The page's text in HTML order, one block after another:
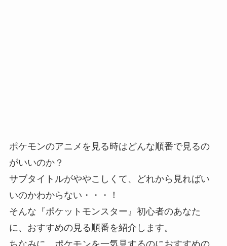
ポケモンのアニメを見る時はどんな順番で見るの
がいいのか？
サブタイトルがややこしくて、どれから見ればい
いのかわからない・・・！
そんな『ポケットモンスター』初心者のあなた
に、おすすめの見る順番を紹介します。
ちなみに、ポケモンを一気見するのにおすすめの